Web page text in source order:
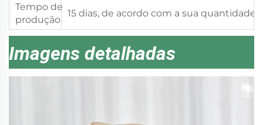
Tempo de
produção
15 dias, de acordo com a sua quantidade.
Imagens detalhadas